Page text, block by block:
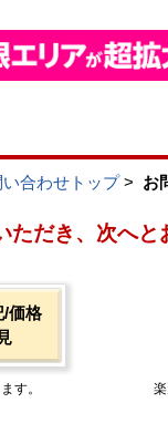
合わせトップ> お
だき、次へと
/価格
す。